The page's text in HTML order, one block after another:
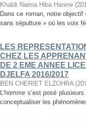
Khaldi Naima Hiba Hanine (
Dans ce roman, notre
sans sépulture » où les voix
LES
CHEZ LES
DE 2 EME ANNEE
DJELFA 2016/2017
BEN CHERIET ELZOHRA (
L’homme s’est posé
conceptualiser les